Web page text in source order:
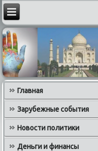
Главная
Зарубежные события
Новости политики
Деньги и финансы